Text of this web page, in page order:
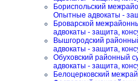
Бориспольский
Опытные адвокаты -
Броварской
адвокаты - защита,
Вышгородский
адвокаты - защита,
Обуховский районный
адвокаты - защита,
Белоцерковский